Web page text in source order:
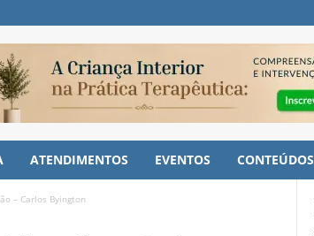
ATENDIMENTOS EVENTOS CONTEÚDOS
– Carlos Byington